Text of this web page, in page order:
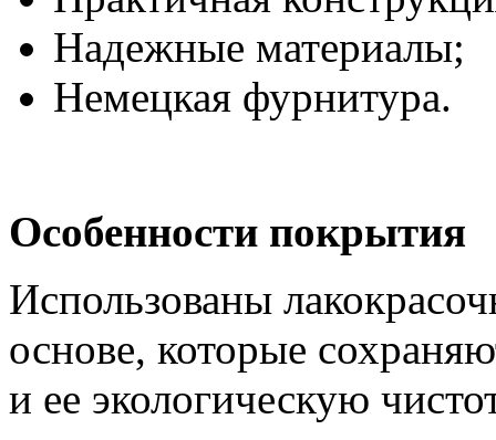
Надежные материалы;
Немецкая фурнитура.
Особенности покрытия
Использованы
основе, которые
и ее экологическую